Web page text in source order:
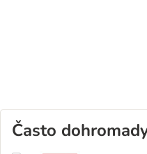
Často